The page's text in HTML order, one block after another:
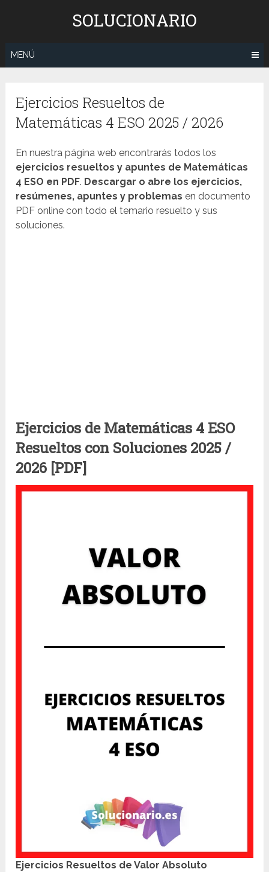
SOLUCIONARIO
MENÚ
Ejercicios Resueltos de
Matemáticas 4 ESO 2025 / 2026
En nuestra página web encontrarás todos los
ejercicios resueltos y apuntes de Matemáticas
4 ESO en PDF. Descargar o abre los ejercicios,
resúmenes, apuntes y problemas en documento
PDF online con todo el temario resuelto y sus
soluciones.
Ejercicios de Matemáticas 4 ESO
Resueltos con Soluciones 2025 /
2026 [PDF]
Ejercicios Resueltos de Valor Absoluto